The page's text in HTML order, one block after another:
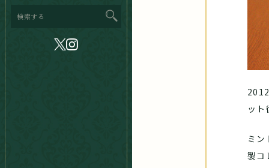
ッ
ミ
製コ